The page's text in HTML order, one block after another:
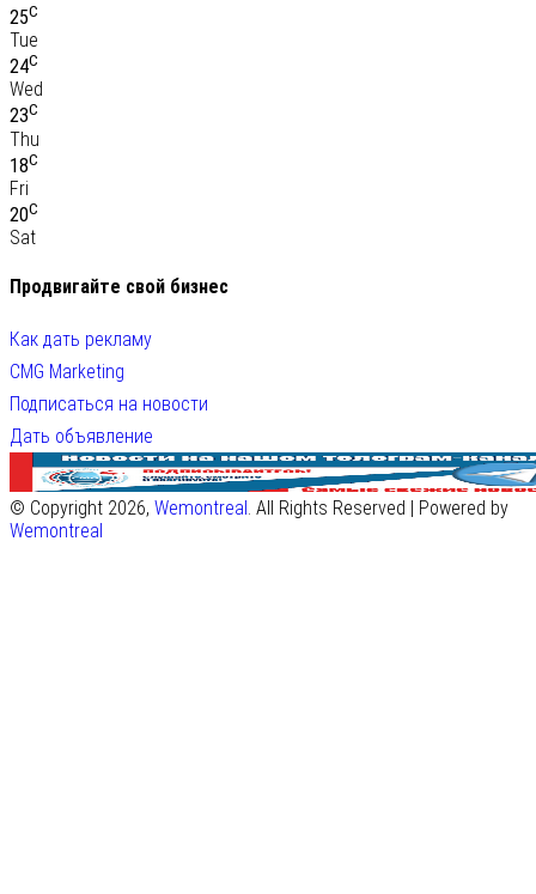
25C
Tue
24C
Wed
23C
Thu
18C
Fri
20C
Sat
Продвигайте свой бизнес
Как дать рекламу
CMG Marketing
Подписаться на новости
Дать объявление
© Copyright 2026, Wemontreal. All Rights Reserved | Powered by
Wemontreal